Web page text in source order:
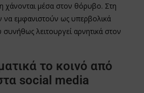
χάνονται μέσα στον θόρυβο. Στη
να εμφανιστούν ως υπερβολικά
λειτουργεί αρνητικά στον
το κοινό από
social media